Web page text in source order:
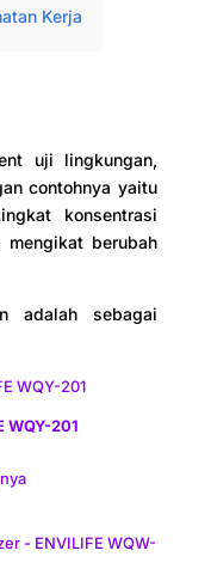
Kerja
uji lingkungan,
contohnya yaitu
konsentrasi
berubah
adalah sebagai
WQY-201